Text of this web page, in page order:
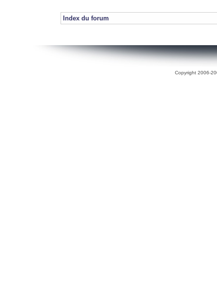
Index du forum
Copyright 2006-